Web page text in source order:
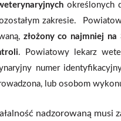
określonych
zakresie.
złożony co najmniej
. Powiatowy lekarz
numer
lub osobom
nadzorowaną musi